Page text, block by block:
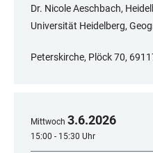
Dr. Nicole Aeschbach,
Universität Heidelberg,
Peterskirche, Plöck 70,
Mittwoch 3.6.2026
15:00 - 15:30 Uhr